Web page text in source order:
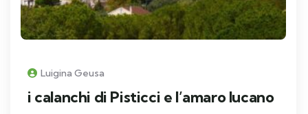
Luigina Geusa
i calanchi di Pisticci e l’amaro lucano